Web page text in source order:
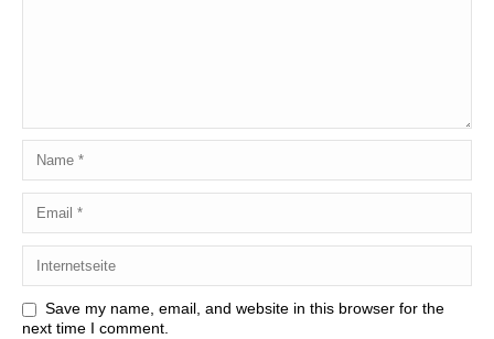
Save my name, email, and website in this browser for the
next time I comment.